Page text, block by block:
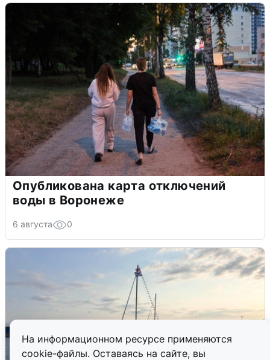
На информационном ресурсе применяются
cookie-файлы. Оставаясь на сайте, вы
Опубликована карта отключений
воды в Воронеже
6 августа 0